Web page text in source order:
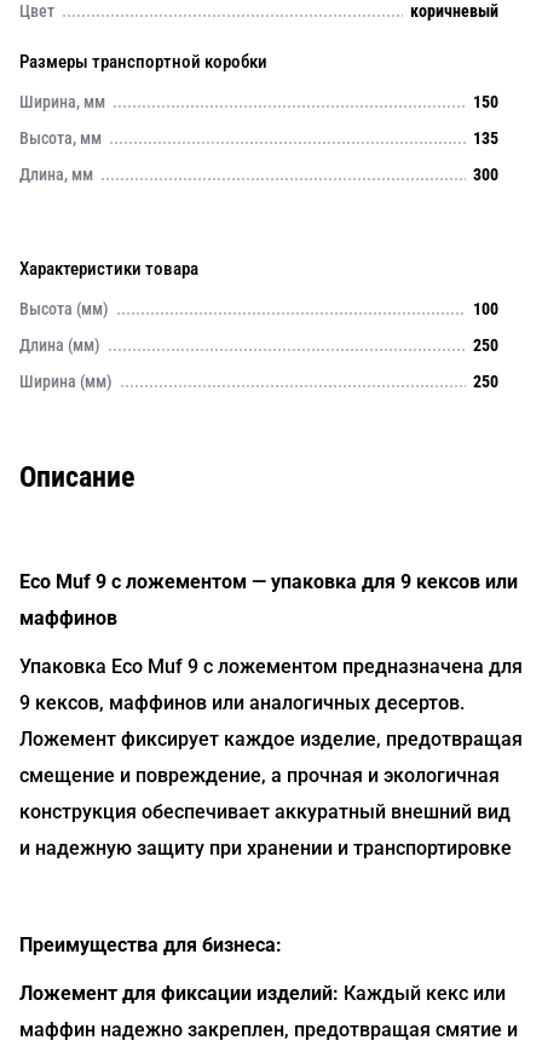
Цвет
коричневый
Размеры транспортной коробки
Ширина, мм
150
Высота, мм
135
Длина, мм
300
Характеристики товара
Высота (мм)
100
Длина (мм)
250
Ширина (мм)
250
Описание
Eco Muf 9 с ложементом — упаковка для 9 кексов или
маффинов
Упаковка Eco Muf 9 с ложементом предназначена для
9 кексов, маффинов или аналогичных десертов.
Ложемент фиксирует каждое изделие, предотвращая
смещение и повреждение, а прочная и экологичная
конструкция обеспечивает аккуратный внешний вид
и надежную защиту при хранении и транспортировке
Преимущества для бизнеса:
Ложемент для фиксации изделий: Каждый кекс или
маффин надежно закреплен, предотвращая смятие и